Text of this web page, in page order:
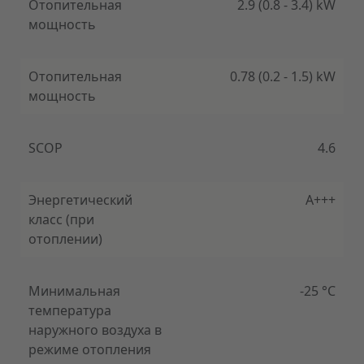
Кондиционер с боковым выпуском
воздуха проникать в комнату не только спереди,
комнаты. Кроме того, благодаря 7928
отверстиямBreezeleSS + может понижать
температуру в помещении без каких-либо
неожиданных эффектов.
В скорости есть прелесть
Отопительная
мощность
2.9 (0.8 - 3.4) kW
Отопительная
мощность
0.78 (0.2 - 1.5) kW
SCOP 4.6
Энергетический
класс (при
отоплении)
A+++
Минимальная
температура
наружного воздуха в
режиме отопления
-25 °C